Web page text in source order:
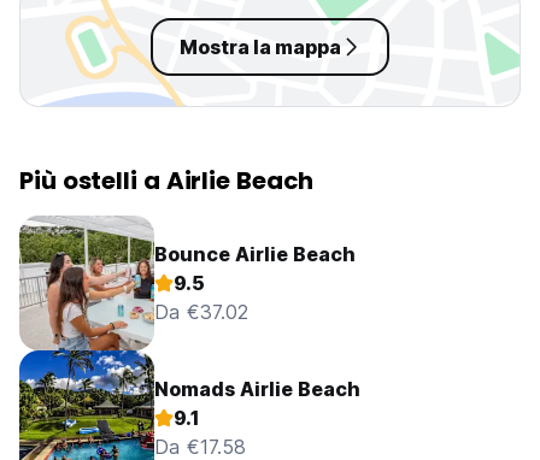
Mostra la mappa
Più ostelli a Airlie Beach
Bounce Airlie Beach
9.5
Da €37.02
Nomads Airlie Beach
9.1
Da €17.58